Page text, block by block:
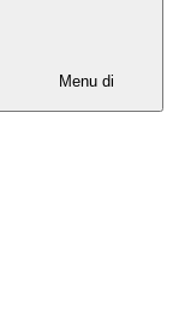
Menu di